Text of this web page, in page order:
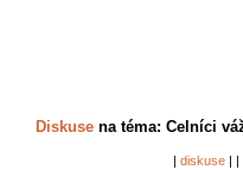
Diskuse na téma: Celníci
| diskuse| |